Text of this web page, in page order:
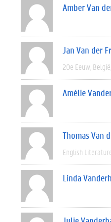
Amber Van
Jan Van der
20e Eeuw België
Amélie
Thomas Van
English
Linda